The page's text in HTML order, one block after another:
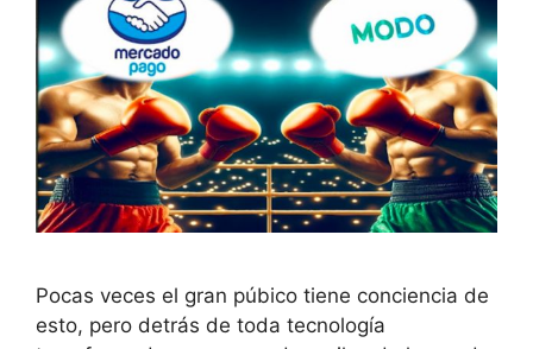
Pocas veces el gran púbico tiene conciencia de
esto, pero detrás de toda tecnología